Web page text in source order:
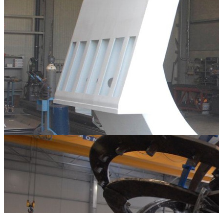
Carpenterie Metalliche